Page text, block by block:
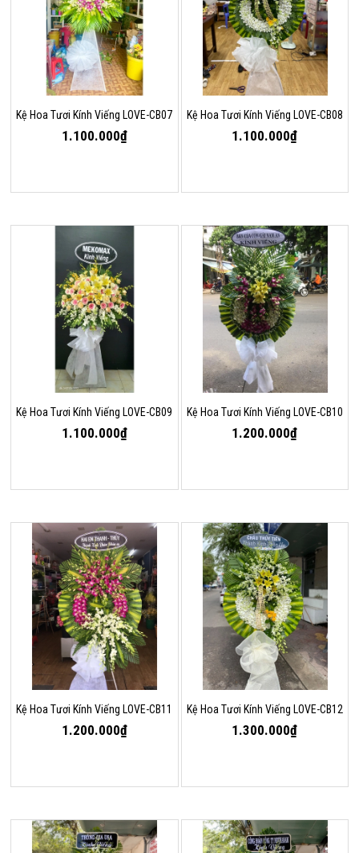
Kệ Hoa Tươi Kính Viếng LOVE-CB07
1.100.000₫
Kệ Hoa Tươi Kính Viếng LOVE-CB08
1.100.000₫
Kệ Hoa Tươi Kính Viếng LOVE-CB09
1.100.000₫
Kệ Hoa Tươi Kính Viếng LOVE-CB10
1.200.000₫
Kệ Hoa Tươi Kính Viếng LOVE-CB11
1.200.000₫
Kệ Hoa Tươi Kính Viếng LOVE-CB12
1.300.000₫